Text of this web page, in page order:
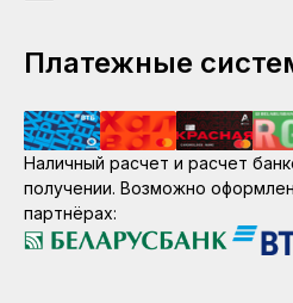
Платежные
Наличный расчет и расчет
получении. Возможно
партнёрах: